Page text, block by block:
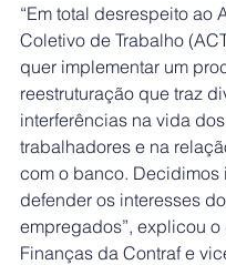
“Em total desrespeito ao
Coletivo de Trabalho
quer implementar um
reestruturação que traz
interferências na vida dos
trabalhadores e na
com o banco. Decidimos
defender os interesses
empregados”, explicou o
Finanças da Contraf e